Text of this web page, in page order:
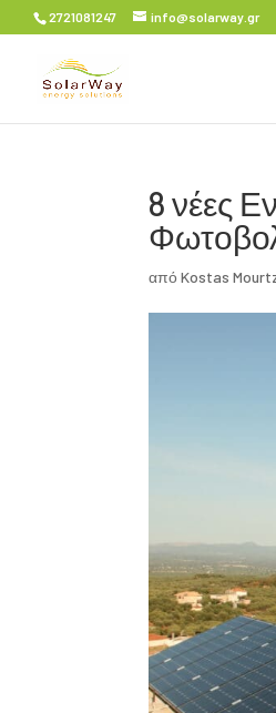
2721081247 info@solarway.gr
8 νέες
απόKostas